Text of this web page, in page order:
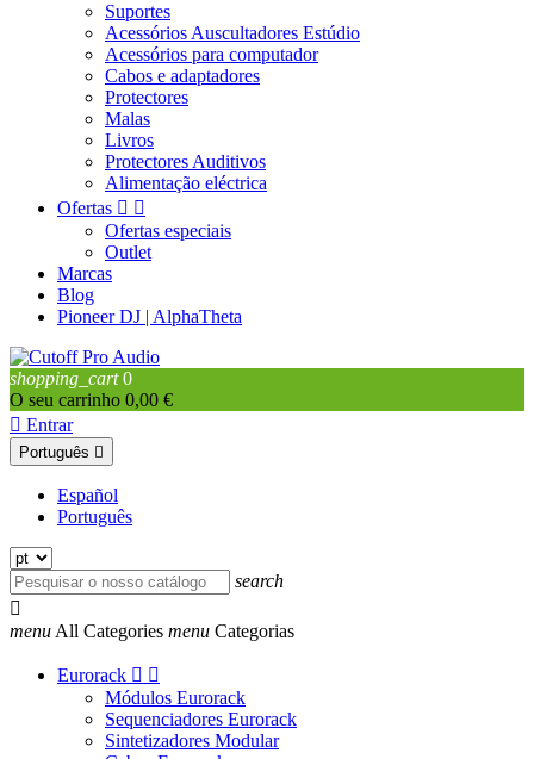
Suportes
Acessórios Auscultadores Estúdio
Acessórios para computador
Cabos e adaptadores
Protectores
Malas
Livros
Protectores Auditivos
Alimentação eléctrica
Ofertas  
Ofertas especiais
Outlet
Marcas
Blog
Pioneer DJ | AlphaTheta
shopping_cart 0
O seu carrinho 0,00 €
 Entrar
Português 
Español
Português
search

menu All Categories menu Categorias
Eurorack  
Módulos Eurorack
Sequenciadores Eurorack
Sintetizadores Modular